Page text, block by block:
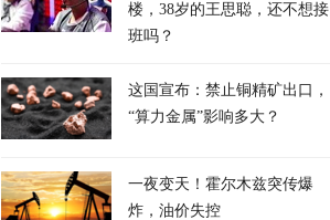
楼，38岁的王思聪，还不想接
班吗？
这国宣布：禁止铜精矿出口，
“算力金属”影响多大？
一夜变天！霍尔木兹突传爆
炸，油价失控